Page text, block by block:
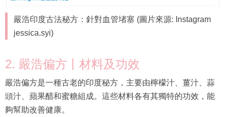
嚴浩印度古法秘方：針對血管堵塞 (圖片來源: Instagram
jessica.syi)
2. 嚴浩偏方丨材料及功效
嚴浩偏方是一種古老的印度秘方，主要由檸檬汁、薑汁、蒜
頭汁、蘋果醋和蜜糖組成。這些材料各有其獨特的功效，能
夠幫助改善健康。